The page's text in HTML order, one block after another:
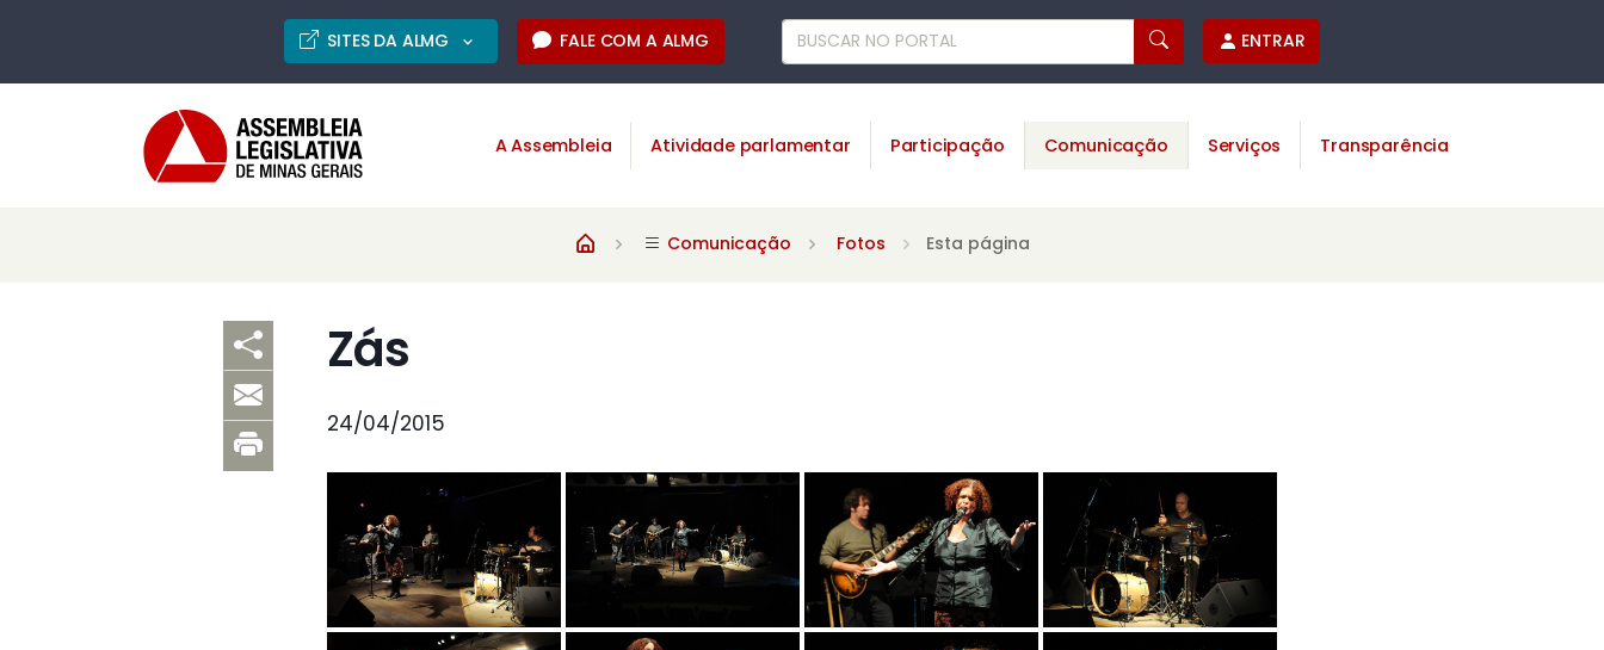
SITES DA ALMG FALE COM A ALMG ENTRAR
A Assembleia Atividade parlamentar Participação Comunicação Serviços Transparência
Comunicação Fotos Esta página
Zás
24/04/2015